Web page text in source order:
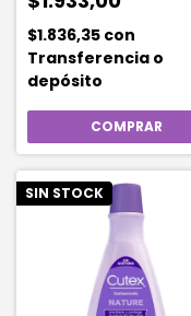
$1.836,35 con
Transferencia o
depósito
SIN STOCK